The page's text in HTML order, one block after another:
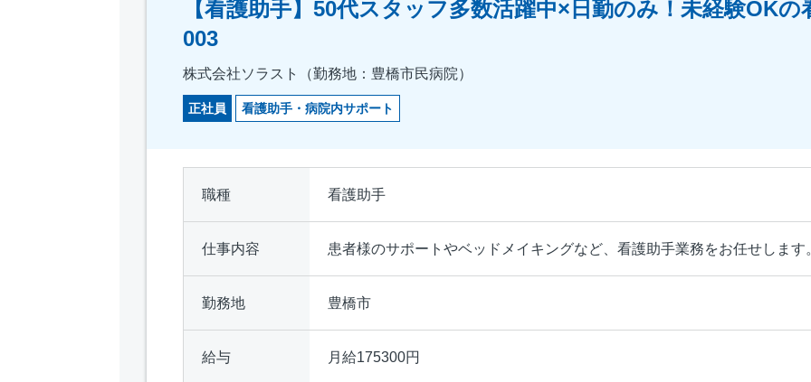
【看護助手】50代スタッフ多数活躍中×日勤のみ！未経験OKの
003
株式会社ソラスト（勤務地：豊橋市民病院）
正社員 看護助手・病院内サポート
職種 看護助手
仕事内容 患者様のサポートやベッドメイキングなど、看護助手業務をお任せします
勤務地 豊橋市
給与 月給175300円